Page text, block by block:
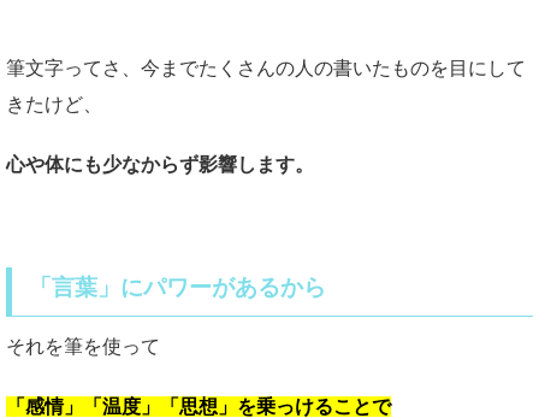
筆文字ってさ、今までたくさんの人の書いたものを目にして
きたけど、
心や体にも少なからず影響します。
「言葉」にパワーがあるから
それを筆を使って
「感情」「温度」「思想」を乗っけることで